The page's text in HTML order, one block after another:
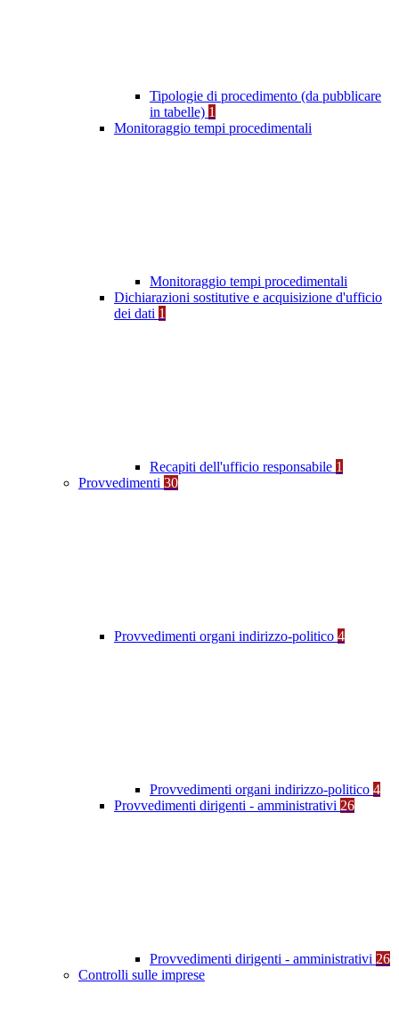
Tipologie di procedimento (da pubblicare
in tabelle) 1
Monitoraggio tempi procedimentali
Monitoraggio tempi procedimentali
Dichiarazioni sostitutive e acquisizione d'ufficio
dei dati 1
Recapiti dell'ufficio responsabile 1
Provvedimenti 30
Provvedimenti organi indirizzo-politico 4
Provvedimenti organi indirizzo-politico 4
Provvedimenti dirigenti - amministrativi 26
Provvedimenti dirigenti - amministrativi 26
Controlli sulle imprese